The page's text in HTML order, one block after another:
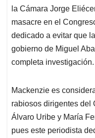
la Cámara Jorge
masacre en el
dedicado a evitar que
gobierno de Miguel
completa investigación.
Mackenzie es
rabiosos dirigentes del
Álvaro Uribe y María
pues este periodista